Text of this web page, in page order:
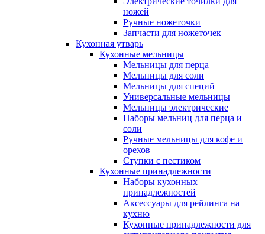
ножей
Ручные ножеточки
Запчасти для ножеточек
Кухонная утварь
Кухонные мельницы
Мельницы для перца
Мельницы для соли
Мельницы для специй
Универсальные мельницы
Мельницы электрические
Наборы мельниц для перца и
соли
Ручные мельницы для кофе и
орехов
Ступки с пестиком
Кухонные принадлежности
Наборы кухонных
принадлежностей
Аксессуары для рейлинга на
кухню
Кухонные принадлежности для